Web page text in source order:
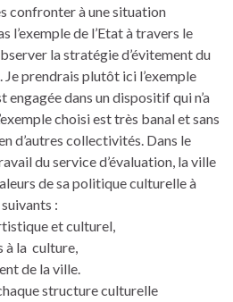
confronter à une situation
l’exemple de l’Etat à travers le
la stratégie d’évitement du
prendrais plutôt ici l’exemple
engagée dans un dispositif qui n’a
choisi est très banal et sans
d’autres collectivités. Dans le
du service d’évaluation, la ville
de sa politique culturelle à
:
et culturel,
à la culture,
de la ville.
structure culturelle